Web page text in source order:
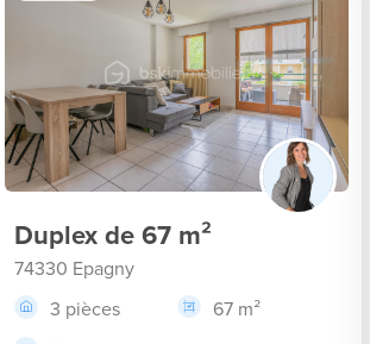
Duplex de 67 m²
74330 Epagny
3 pièces
67 m²